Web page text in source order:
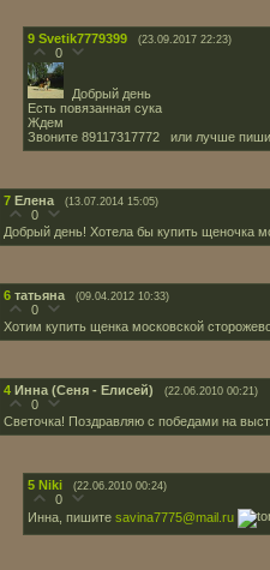
9 Svetik7779399 (23.09.2017 22:23)
0
Добрый день
Есть повязанная сука
Ждем
Звоните 89117317772 или лучше
7 Елена (13.07.2014 15:05)
0
Добрый день! Хотела бы купить щеночка
6 татьяна (09.04.2012 10:33)
0
Хотим купить щенка московской
4 Инна (Сеня - Елисей) (22.06.2010 00:21)
0
Светочка! Поздравляю с победами на
5 Niki (22.06.2010 00:24)
0
Инна, пишите savina7775@mail.ru